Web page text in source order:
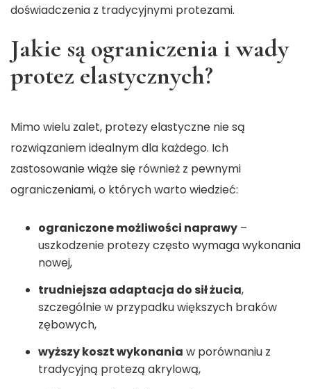
doświadczenia z tradycyjnymi protezami.
Jakie są ograniczenia i wady
protez elastycznych?
Mimo wielu zalet, protezy elastyczne nie są
rozwiązaniem idealnym dla każdego. Ich
zastosowanie wiąże się również z pewnymi
ograniczeniami, o których warto wiedzieć:
ograniczone możliwości naprawy –
uszkodzenie protezy często wymaga wykonania
nowej,
trudniejsza adaptacja do sił żucia,
szczególnie w przypadku większych braków
zębowych,
wyższy koszt wykonania w porównaniu z
tradycyjną protezą akrylową,